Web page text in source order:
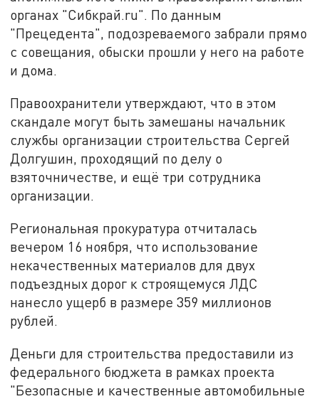
органах "Сибкрай.ru". По данным
"Прецедента", подозреваемого забрали прямо
с совещания, обыски прошли у него на работе
и дома.
Правоохранители утверждают, что в этом
скандале могут быть замешаны начальник
службы организации строительства Сергей
Долгушин, проходящий по делу о
взяточничестве, и ещё три сотрудника
организации.
Региональная прокуратура отчиталась
вечером 16 ноября, что использование
некачественных материалов для двух
подъездных дорог к строящемуся ЛДС
нанесло ущерб в размере 359 миллионов
рублей.
Деньги для строительства предоставили из
федерального бюджета в рамках проекта
"Безопасные и качественные автомобильные